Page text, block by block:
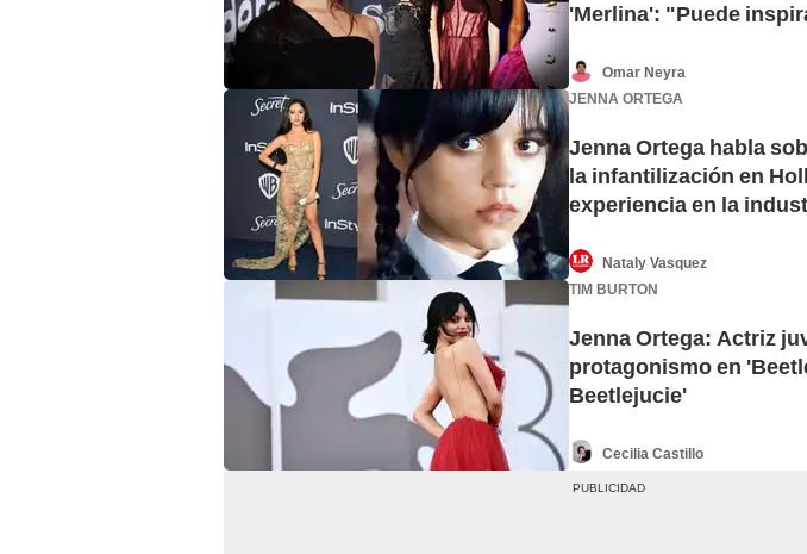
'Merlina': "Puede
Omar Neyra
JENNA ORTEGA
Jenna Ortega habla
la infantilización en
experiencia en la
Nataly Vasquez
TIM BURTON
Jenna Ortega: Actriz
protagonismo en
Beetlejucie'
Cecilia Castillo